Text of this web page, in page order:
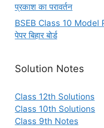
प्रकाश का परावर्तन
BSEB Class 10 Model
पेपर बिहार बोर्ड
Solution Notes
Class 12th Solutions
Class 10th Solutions
Class 9th Notes